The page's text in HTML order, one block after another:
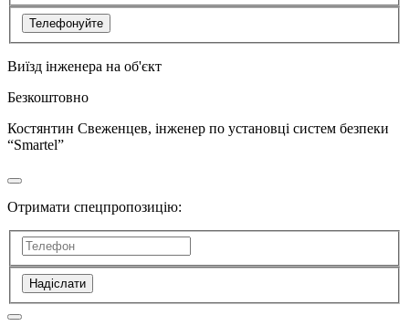
Телефонуйте
Виїзд інженера на об'єкт
Безкоштовно
Костянтин Свеженцев, інженер по установці систем безпеки
“Smartel”
Отримати спецпропозицію:
Надіслати